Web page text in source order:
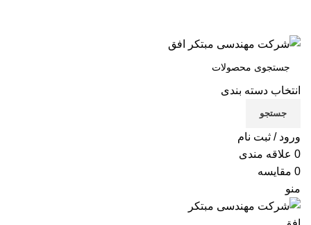
انتخاب دسته بندی
جستجو
ورود / ثبت نام
0 علاقه مندی
0 مقایسه
منو